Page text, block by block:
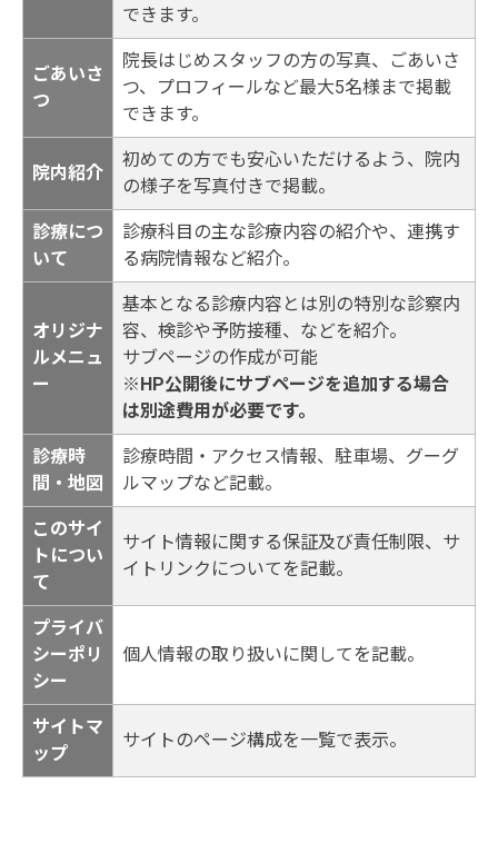
できます。
ごあいさ
つ
院長はじめスタッフの方の写真、ごあいさ
つ、プロフィールなど最大5名様まで掲載
できます。
院内紹介
初めての方でも安心いただけるよう、院内
の様子を写真付きで掲載。
診療につ
いて
診療科目の主な診療内容の紹介や、連携す
る病院情報など紹介。
オリジナ
ルメニュ
ー
基本となる診療内容とは別の特別な診察内
容、検診や予防接種、などを紹介。
サブページの作成が可能
※HP公開後にサブページを追加する場合
は別途費用が必要です。
診療時
間・地図
診療時間・アクセス情報、駐車場、グーグ
ルマップなど記載。
このサイ
トについ
て
サイト情報に関する保証及び責任制限、サ
イトリンクについてを記載。
プライバ
シーポリ
シー
個人情報の取り扱いに関してを記載。
サイトマ
ップ
サイトのページ構成を一覧で表示。